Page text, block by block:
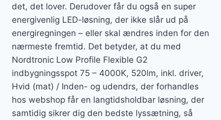
det, det lover. Derudover får du også en super
energivenlig LED-løsning, der ikke slår ud på
energiregningen – eller skal ændres inden for den
nærmeste fremtid. Det betyder, at du med
Nordtronic Low Profile Flexible G2
indbygningsspot 75 – 4000K, 520lm, inkl. driver,
Hvid (mat) / Inden- og udendrs, der forhandles
hos webshop får en langtidsholdbar løsning, der
samtidig sikrer dig den bedste lyssætning, så